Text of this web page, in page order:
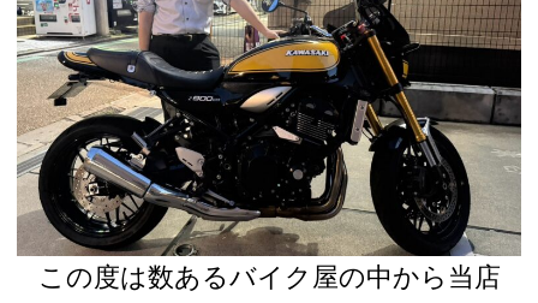
この度は数あるバイク屋の中から当店